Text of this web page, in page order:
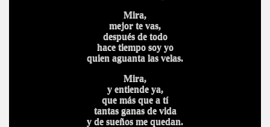
Mira,
mejor te vas,
después de todo
hace tiempo soy yo
quien aguanta las velas.
Mira,
y entiende ya,
que más que a tí
tantas ganas de vida
y de sueños me quedan.